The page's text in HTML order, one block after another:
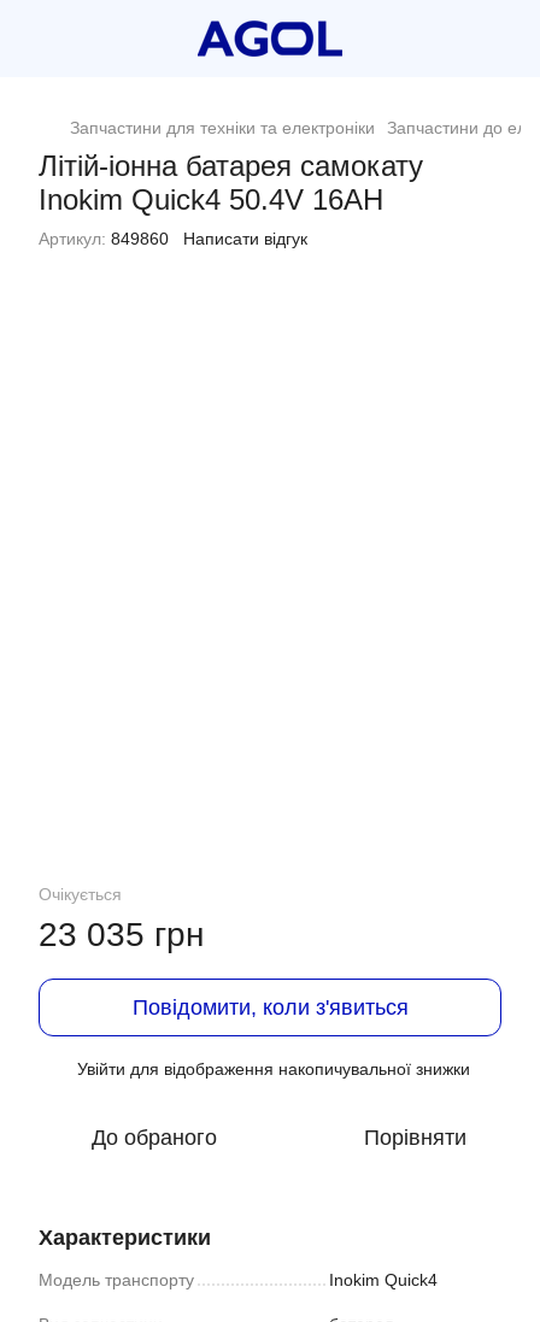
Запчастини для техніки та електроніки Запчастини до
Літій-іонна батарея самокату
Inokim Quick4 50.4V 16AH
Артикул: 849860 Написати відгук
Очікується
23 035 грн
Повідомити, коли з'явиться
Увійти для відображення накопичувальної знижки
До обраного Порівняти
Характеристики
Модель транспорту Inokim Quick4